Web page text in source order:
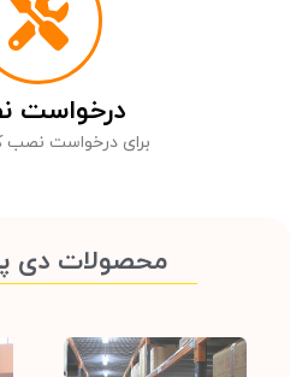
درخواست
برای درخواست نصب
محصولات دی